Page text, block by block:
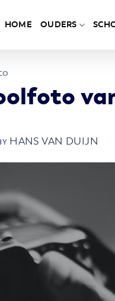
HOME OUDERS
HANS VAN DUIJN